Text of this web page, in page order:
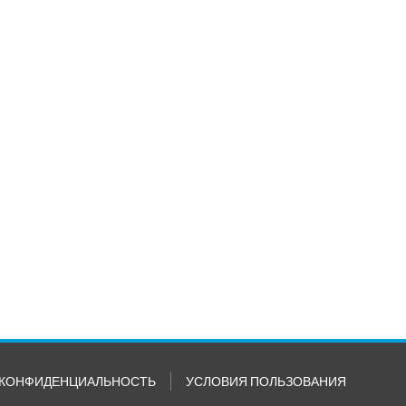
КОНФИДЕНЦИАЛЬНОСТЬ УСЛОВИЯ ПОЛЬЗОВАНИЯ